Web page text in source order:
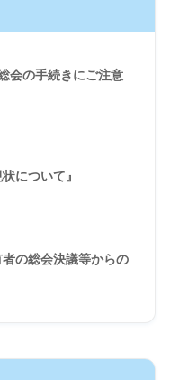
会の手続きにご注意
について』
者の総会決議等からの